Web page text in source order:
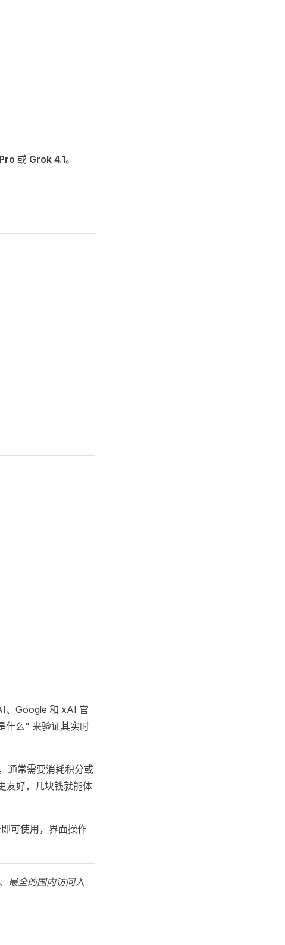
或 Grok 4.1。
、Google 和 xAI 官
什么" 来验证其实时
通常需要消耗积分或
友好，几块钱就能体
可使用，界面操作
最全的国内访问入